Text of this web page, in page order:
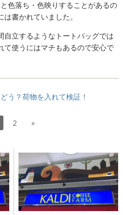
色落ち・色映りすることがあるの
書かれていました。
自立するようなトートバッグでは
て使うにはマチもあるので安心で
う？荷物を入れて検証！
2 »